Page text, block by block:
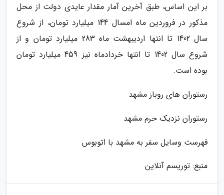
بر این اساس، طبق آخرین آمار مقدار عایدی دولت از محل
مذکور در فروردین ماه امسال 144 میلیارد تومان، از شروع
سال 1402 تا انتها اردیبهشت ماه 283 میلیارد تومان و از
شروع سال 1402 تا انتها خردادماه نیز 459 میلیارد تومان
بوده است.
رستوران های روباز مشهد
رستوران نزدیک حرم مشهد
فهرست وسایل سفر به مشهد با اتوبوس
منبع: توریسم آنلاین